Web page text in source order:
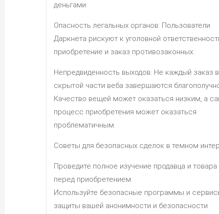
деньгами.
Опасность легальных органов: Пользователи
Даркнета рискуют к уголовной
приобретение и заказ противозаконных.
Непредвиденность выходов: Не каждый заказ в
скрытой части веба завершаются
Качество вещей может оказаться низким, а
процесс приобретения может оказаться
проблематичным.
Советы для безопасных сделок в темном
Проведите полное изучение продавца и товара
перед приобретением.
Используйте безопасные программы и
защиты вашей анонимности и безопасности.